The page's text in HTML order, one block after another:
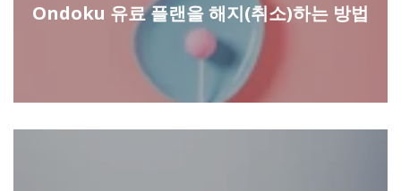
Ondoku 유료 플랜을 해지(취소)하는 방법